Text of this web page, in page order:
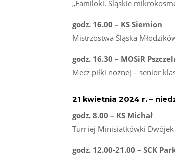
„Familoki. Śląskie
godz. 16.00 – KS Siemion
Mistrzostwa Śląska
godz. 16.30 – MOSiR
Mecz piłki nożnej – senior
21 kwietnia 2024 r. –
godz. 8.00 – KS Michał
Turniej Minisiatkówki Dwójek
godz. 12.00-21.00 – SCK